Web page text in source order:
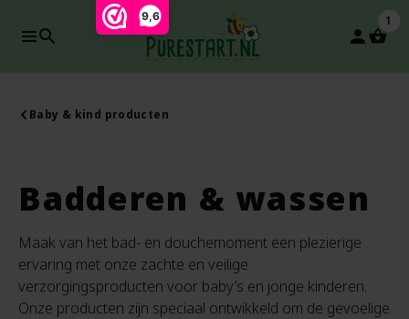
9,6
search person
1
Baby & kind producten
Badderen & wassen
Maak van het bad- en douchemoment een plezierige
ervaring met onze zachte en veilige
verzorgingsproducten voor baby’s en jonge kinderen.
Onze producten zijn speciaal ontwikkeld om de gevoelige